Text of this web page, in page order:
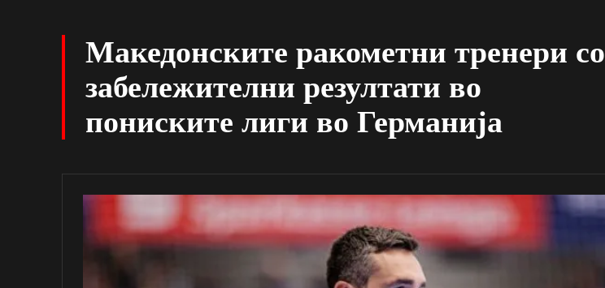
Македонските ракометни тренери со
забележителни резултати во
пониските лиги во Германија